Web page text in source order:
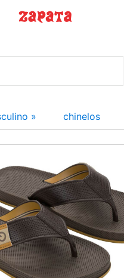
» chinelos